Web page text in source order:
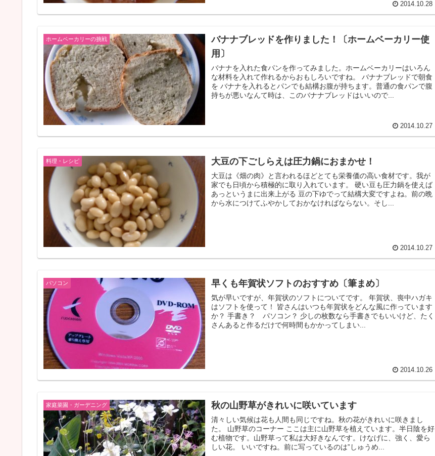
2014.10.28
ホームベーカリーの挑戦
バナナブレッドを作りました！〔ホームベーカリー使
用〕
バナナを入れた食パンを作ってみました。ホームベーカリーはいろん
な材料を入れて作れるからおもしろいですね。 バナナブレッドで朝食
を バナナを入れるとパンでも結構お腹が持ちます。普通の食パンで腹
持ちが悪いなんて時は、このバナナブレッドはいいので...
2014.10.27
料理・レシピ 大豆の下ごしらえは圧力鍋におまかせ！
大豆は《畑の肉》と言われるほどとても栄養価の高い食材です。我が
家でも日頃から積極的に取り入れています。 硬い豆も圧力鍋を使えば
あっというまに出来上がる 豆の下ゆでって結構大変ですよね。前の晩
から水につけてふやかしておかなければならない。そし...
2014.10.27
パソコン 早くも年賀状ソフトのおすすめ〔筆まめ〕
気が早いですが、年賀状のソフトについてです。 年賀状、喪中ハガキ
はソフトを使って！ 皆さんはいつも年賀状をどんな風に作っています
か？ 手書き？ パソコン？ 少しの枚数なら手書きでもいいけど、たく
さんあると作るだけで何時間もかかってしまい...
2014.10.26
家庭菜園・ガーデニング 秋の山野草がきれいに咲いています
清々しい気候は花も人間も同じですね。秋の花がきれいに咲きまし
た。 山野草のコーナー ここは主に山野草を植えています。半日陰を好
む植物です。山野草って私は大好きなんです。けなげに、強く、愛ら
しい花。 いいですね。前に写っているのは”しゅうめ...